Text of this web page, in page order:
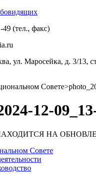
49 (тел., факс)
ул. Маросейка, д. 3/13,
Совете>
12-
НА
Совете